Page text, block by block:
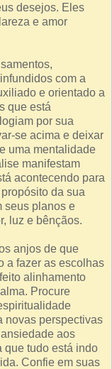
desejos. Eles
e amor
com a
e orientado a
que está
por sua
se acima e deixar
uma mentalidade
manifestam
acontecendo para
da sua
seus planos e
luz e bênçãos.
anjos de que
a fazer as escolhas
alinhamento
Procure
novas perspectivas
aos
que tudo está indo
Confie em suas